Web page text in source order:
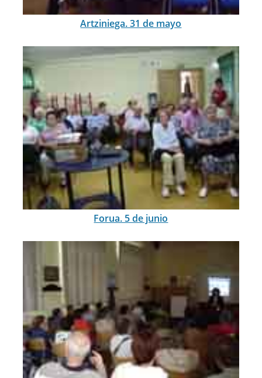
Artziniega. 31 de mayo
Forua. 5 de junio